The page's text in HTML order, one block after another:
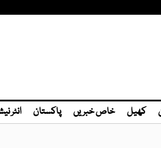
کھیل خاص خبریں پاکستان انٹر